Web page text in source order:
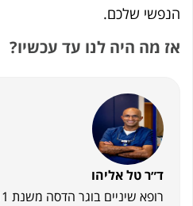
שלכם.
היה לנו עד עכשיו?
טל אליהו
רופא שיניים